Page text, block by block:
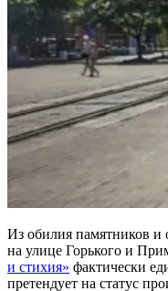
Из обилия памятников
на улице Горького и
и стихия» фактически
претендует на статус